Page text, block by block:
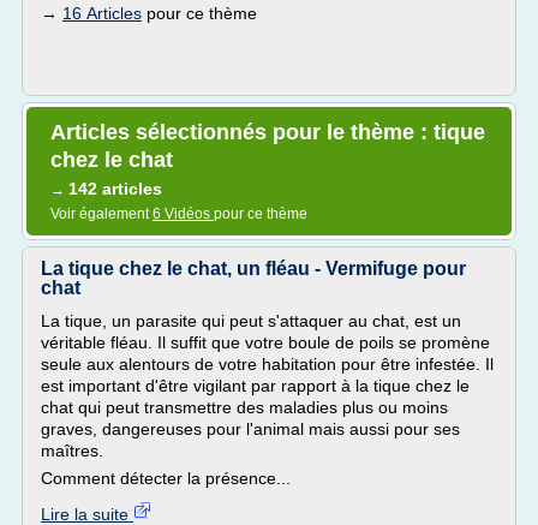
→ 16 Articles pour ce thème
Articles sélectionnés pour le thème : tique
chez le chat
→ 142 articles
Voir également6 Vidéos pour ce thème
La tique chez le chat, un fléau - Vermifuge pour
chat
La tique, un parasite qui peut s'attaquer au chat, est un
véritable fléau. Il suffit que votre boule de poils se promène
seule aux alentours de votre habitation pour être infestée. Il
est important d'être vigilant par rapport à la tique chez le
chat qui peut transmettre des maladies plus ou moins
graves, dangereuses pour l'animal mais aussi pour ses
maîtres.
Comment détecter la présence...
Lire la suite